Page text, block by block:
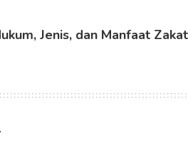
Jenis, dan Manfaat